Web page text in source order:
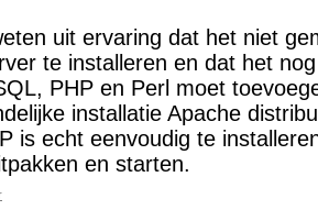
uit ervaring dat het niet
te installeren en dat het
PHP en Perl moet
installatie Apache
is echt eenvoudig te
en starten.